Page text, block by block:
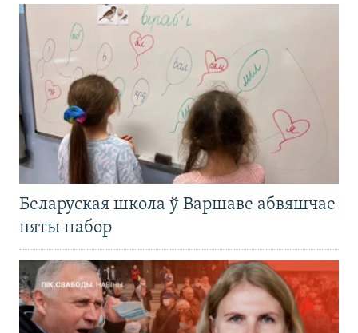
Беларуская школа ў Варшаве абвяшчае
пяты набор